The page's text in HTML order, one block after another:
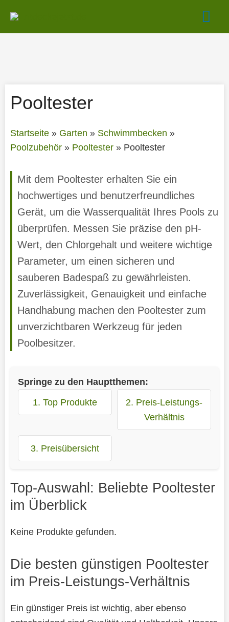
Inhalt
springen
Pooltester
Startseite» Garten » Schwimmbecken »
Poolzubehör» Pooltester» Pooltester
Mit dem Pooltester erhalten Sie ein
hochwertiges und benutzerfreundliches
Gerät, um die Wasserqualität Ihres Pools zu
überprüfen. Messen Sie präzise den pH-
Wert, den Chlorgehalt und weitere wichtige
Parameter, um einen sicheren und
sauberen Badespaß zu gewährleisten.
Zuverlässigkeit, Genauigkeit und einfache
Handhabung machen den Pooltester zum
unverzichtbaren Werkzeug für jeden
Poolbesitzer.
Springe zu den Hauptthemen:
1. Top Produkte
2. Preis-Leistungs-
Verhältnis
3. Preisübersicht
Top-Auswahl: Beliebte Pooltester
im Überblick
Keine Produkte gefunden.
Die besten günstigen Pooltester
im Preis-Leistungs-Verhältnis
Ein günstiger Preis ist wichtig, aber ebenso